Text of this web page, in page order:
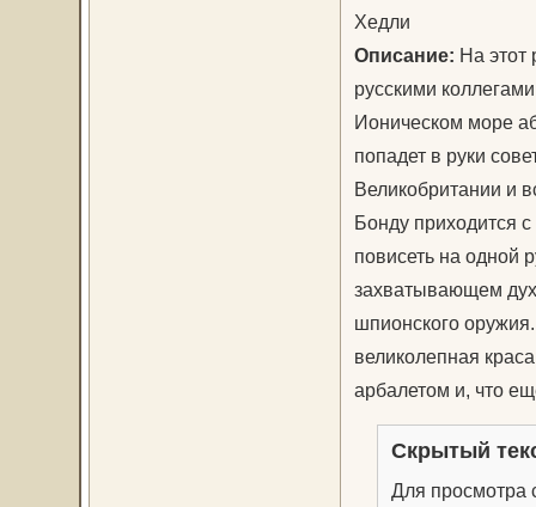
Хедли
Описание: На этот
русскими
Ионическом море
попадет в руки
Великобритании и
Бонду приходится
повисеть на одной
захватывающем
шпионского
великолепная
арбалетом и, что
Скрытый
Для просмотра